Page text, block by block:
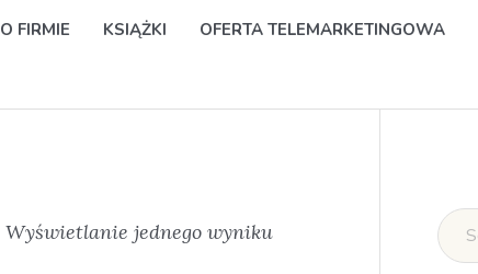
O FIRMIE KSIĄŻKI OFERTA TELEMARKETINGOWA
Wyświetlanie jednego wyniku